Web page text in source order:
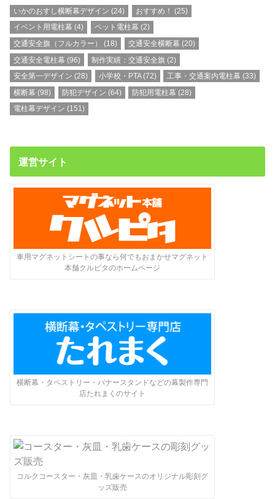
いかのおすし横断幕デザイン (24) おすすめ！ (25)
イベント用電柱幕 (4) ペット電柱幕 (2)
交通安全旗（フルカラー）
(18) 交通安全横断幕 (20)
交通安全電柱幕 (96) 制作実績：交通安全旗(2)
安全第一デザイン (28) 小学校・PTA(72) 工事・交通案内電柱幕 (33)
横断幕 (98) 防犯デザイン (64) 防犯用電柱幕 (28)
電柱幕デザイン (151)
運営サイト
車用マグネットシートの事なら何でもおまかせマグネット
本舗クルピタのホームページ
横断幕・タペストリー・バナースタンドなどの幕製作専門
店たれまくのサイト
コルクコースター・灰皿・乳歯ケースのオリジナル彫刻グ
ッズ販売